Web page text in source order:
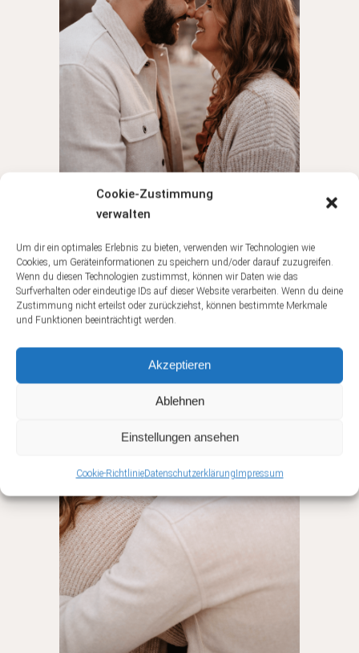
Cookie-Zustimmung
verwalten
Um dir ein optimales Erlebnis zu bieten, verwenden wir Technologien wie
Cookies, um Geräteinformationen zu speichern und/oder darauf zuzugreifen.
Wenn du diesen Technologien zustimmst, können wir Daten wie das
Surfverhalten oder eindeutige IDs auf dieser Website verarbeiten. Wenn du deine
Zustimmung nicht erteilst oder zurückziehst, können bestimmte Merkmale
und Funktionen beeinträchtigt werden.
Akzeptieren
Ablehnen
Einstellungen ansehen
Cookie-RichtlinieDatenschutzerklärungImpressum